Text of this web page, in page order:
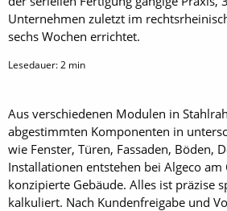
Unternehmen zuletzt im
sechs Wochen errichtet.
Lesedauer:2 min
Aus verschiedenen Modulen in
abgestimmten Komponenten in
wie Fenster, Türen, Fassaden, Böden,
Installationen entstehen bei Algeco
konzipierte Gebäude. Alles ist präzise
kalkuliert. Nach Kundenfreigabe und